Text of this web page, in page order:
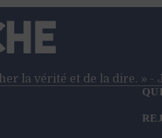
la vérité et de la dire. » -